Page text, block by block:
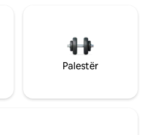
Palestër